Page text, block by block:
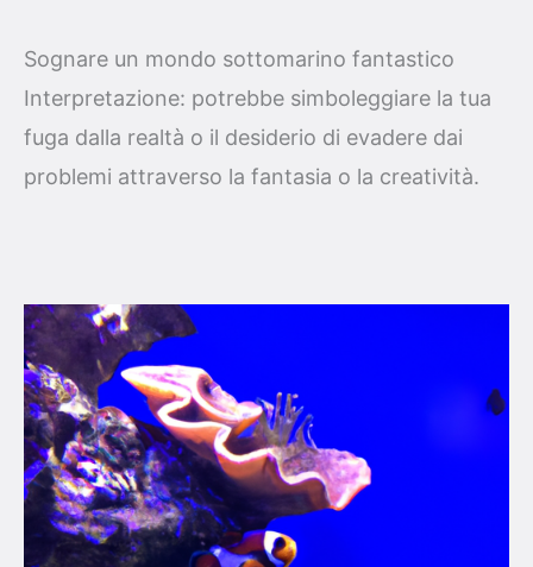
Sognare un mondo sottomarino fantastico
Interpretazione: potrebbe simboleggiare la tua
fuga dalla realtà o il desiderio di evadere dai
problemi attraverso la fantasia o la creatività.